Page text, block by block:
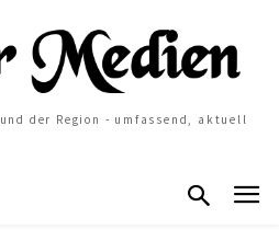
der Region - umfassend, aktuell